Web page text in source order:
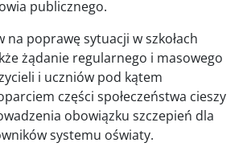
publicznego.
poprawę sytuacji w szkołach
żądanie regularnego i masowego
i uczniów pod kątem
części społeczeństwa cieszy
obowiązku szczepień dla
systemu oświaty.